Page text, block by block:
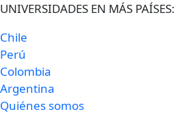
UNIVERSIDADES EN MÁS PAÍSES:
Chile
Perú
Colombia
Argentina
Quiénes somos